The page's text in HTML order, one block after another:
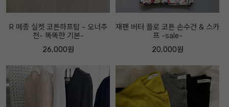
R 메종 실켓 코튼하프탑 - 오너추
천- 똑똑한 기본-
26,000원
재팬 버터 플로 코튼 손수건 & 스카
프 -sale-
20,000원